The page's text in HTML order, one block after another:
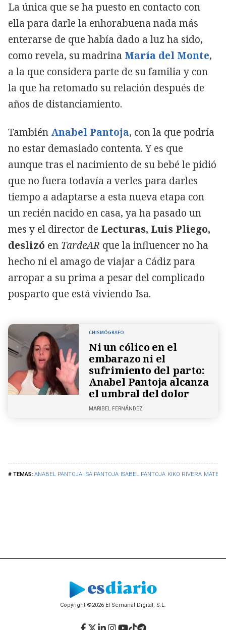
ANABEL PANTOJA ISA PANTOJA ISABEL PANTOJA KIKO RIVERA
La única que se ha puesto en contacto con
ella para darle la enhorabuena nada más
enterarse de que había dado a luz ha sido,
como revela, su madrina María del Monte,
a la que considera parte de su familia y con
la que ha retomado su relación después de
años de distanciamiento.
También Anabel Pantoja, con la que podría
no estar demasiado contenta. Y es que
aunque tras el nacimiento de su bebé le pidió
que no fuera todavía a verles para darles
tiempo a adaptarse a esta nueva etapa con
un recién nacido en casa, ya ha pasado un
mes y el director de Lecturas, Luis Pliego,
deslizó en TardeAR que la influencer no ha
hecho ni el amago de viajar a Cádiz para
arropar a su prima a pesar del complicado
posparto que está viviendo Isa.
CHISMÓGRAFO
Ni un cólico en el
embarazo ni el
sufrimiento del parto:
Anabel Pantoja alcanza
el umbral del dolor
MARIBEL FERNÁNDEZ
Copyright ©2026 El Semanal Digital, S.L.
Facebook
Twitter
LinkedIn
Instagram
YouTube
TikTok
Telegram